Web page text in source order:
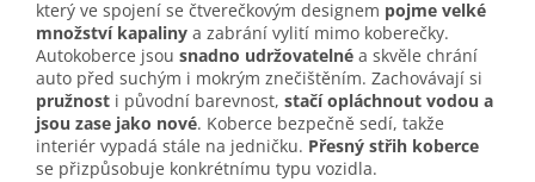
který ve spojení se čtverečkovým designem pojme velké
množství kapaliny a zabrání vylití mimo koberečky.
Autokoberce jsou snadno udržovatelné a skvěle chrání
auto před suchým i mokrým znečištěním. Zachovávají si
pružnost i původní barevnost, stačí opláchnout vodou a
jsou zase jako nové. Koberce bezpečně sedí, takže
interiér vypadá stále na jedničku. Přesný střih koberce
se přizpůsobuje konkrétnímu typu vozidla.